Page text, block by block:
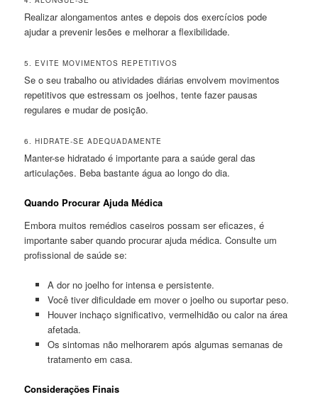
Realizar alongamentos antes e depois dos exercícios pode
ajudar a prevenir lesões e melhorar a flexibilidade.
5. EVITE MOVIMENTOS REPETITIVOS
Se o seu trabalho ou atividades diárias envolvem movimentos
repetitivos que estressam os joelhos, tente fazer pausas
regulares e mudar de posição.
6. HIDRATE-SE ADEQUADAMENTE
Manter-se hidratado é importante para a saúde geral das
articulações. Beba bastante água ao longo do dia.
Quando Procurar Ajuda Médica
Embora muitos remédios caseiros possam ser eficazes, é
importante saber quando procurar ajuda médica. Consulte um
profissional de saúde se:
A dor no joelho for intensa e persistente.
Você tiver dificuldade em mover o joelho ou suportar peso.
Houver inchaço significativo, vermelhidão ou calor na área
afetada.
Os sintomas não melhorarem após algumas semanas de
tratamento em casa.
Considerações Finais